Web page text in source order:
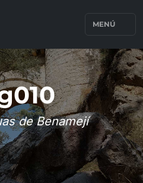
MENÚ
de Benamejí